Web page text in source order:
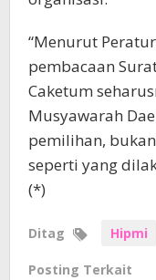
“Menurut
pembacaan
Caketum
Musyawarah
pemilihan,
seperti yang
(*)
Ditag Hipmi
Posting Terkait